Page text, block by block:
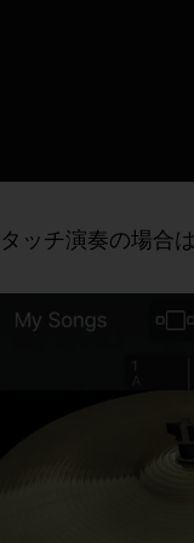
タッチ演奏の場合